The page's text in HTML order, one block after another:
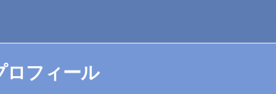
ロフィール